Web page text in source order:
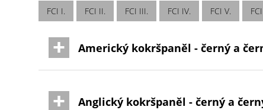
FCI I. FCI II. FCI III. FCI IV. FCI V.
Americký kokršpaněl - černý a
Anglický kokršpaněl - černý a